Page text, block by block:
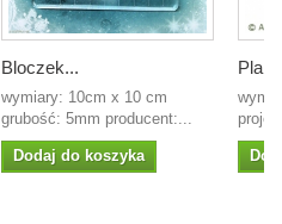
Bloczek...
wymiary: 10cm x 10 cm
grubość: 5mm producent:...
Dodaj do koszyka